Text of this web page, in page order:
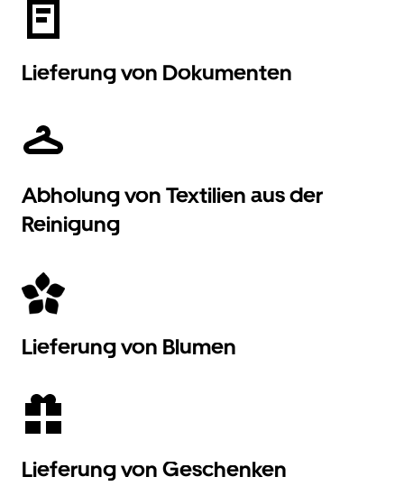
Lieferung von Dokumenten
Abholung von Textilien aus der
Reinigung
Lieferung von Blumen
Lieferung von Geschenken